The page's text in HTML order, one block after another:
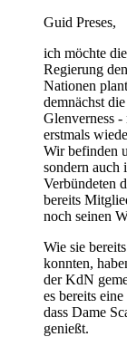
Guid Preses,
ich möchte
Regierung
Nationen
demnächst
Glenverness
erstmals
Wir befinden
sondern auch
Verbündeten
bereits
noch seinen
Wie sie
konnten,
der KdN
es bereits
dass Dame
genießt.